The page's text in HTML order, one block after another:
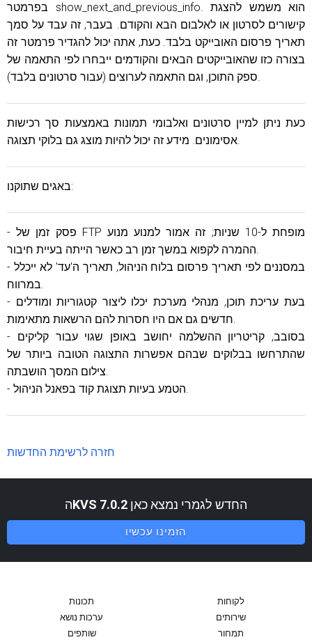
בפרמטר show_next_and_previous_info. הוא משמש להצגת
קישורים לסרטון או לאלבום הבא והקודם. בעבר, זה עבד על סמך
תאריך פרסום האובייקט בלבד. כעת, אתה יכול להגדיר פרמטר זה
בצורה כזו שהאובייקטים הבאים והקודמים ייבחרו לפי התאמה של
ספק התוכן, וגם התאמה לערוצים (עבור סרטונים בלבד).
כעת ניתן למיין סרטונים ואלבומי תמונות באמצעות סך רכישות
אסימונים. מידע זה יכול להיות מוצג גם בלוקי תצוגה.
באגים שתוקנו:
- פסק זמן של FTP מופחת ל-10 שניות; זה אמור למנוע מנוע
ההמרה לקפוא במשך זמן רב כאשר הייתה בעיית חיבור.
- במסננים לפי תאריך פרסום בלוח הניהול, תאריך ה'עד' לא ייכלל
במרווח.
- בעת עריכת תוכן, מנהלי מערכת יכלו ליצור קטגוריות ומודלים
חדשים גם אם היו חסרות להם הרשאות מתאימות.
- בסובב, קריטריון ההשלמה יחושב באופן שגוי עבור קליקים
שהתרחשו בבלוקים שבהם אפשרות התצוגה הטובה ביותר של
צילום המסך הושבתה.
- הטמע בעיות תצוגת קוד בפאנל הניהול.
חזרה לרשימת החדשות
הKVS 7.0.2 החדש לגמרי נמצא כאן
הזמינו עכשיו
תכונות
לקוחות
ערכות נושא
שירותים
שותפים
תמחור